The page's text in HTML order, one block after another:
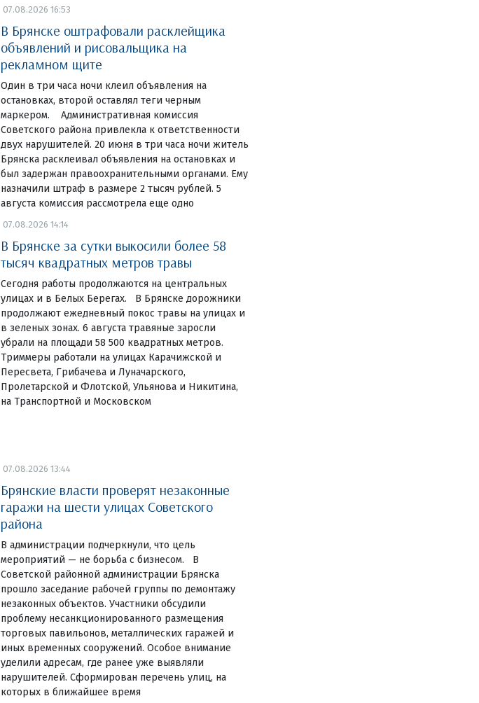
07.08.2026 16:53
В Брянске оштрафовали расклейщика
объявлений и рисовальщика на
рекламном щите
Один в три часа ночи клеил объявления на
остановках, второй оставлял теги черным
маркером. Административная комиссия
Советского района привлекла к ответственности
двух нарушителей. 20 июня в три часа ночи житель
Брянска расклеивал объявления на остановках и
был задержан правоохранительными органами. Ему
назначили штраф в размере 2 тысяч рублей. 5
августа комиссия рассмотрела еще одно
07.08.2026 14:14
В Брянске за сутки выкосили более 58
тысяч квадратных метров травы
Сегодня работы продолжаются на центральных
улицах и в Белых Берегах. В Брянске дорожники
продолжают ежедневный покос травы на улицах и
в зеленых зонах. 6 августа травяные заросли
убрали на площади 58 500 квадратных метров.
Триммеры работали на улицах Карачижской и
Пересвета, Грибачева и Луначарского,
Пролетарской и Флотской, Ульянова и Никитина,
на Транспортной и Московском
07.08.2026 13:44
Брянские власти проверят незаконные
гаражи на шести улицах Советского
района
В администрации подчеркнули, что цель
мероприятий — не борьба с бизнесом. В
Советской районной администрации Брянска
прошло заседание рабочей группы по демонтажу
незаконных объектов. Участники обсудили
проблему несанкционированного размещения
торговых павильонов, металлических гаражей и
иных временных сооружений. Особое внимание
уделили адресам, где ранее уже выявляли
нарушителей. Сформирован перечень улиц, на
которых в ближайшее время